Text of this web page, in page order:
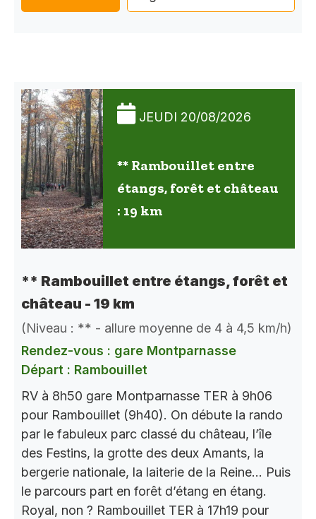
JEUDI 20/08/2026
** Rambouillet entre
étangs, forêt et château
: 19 km
** Rambouillet entre étangs, forêt et
château - 19 km
(Niveau : ** - allure moyenne de 4 à 4,5 km/h)
Rendez-vous : gare Montparnasse
Départ : Rambouillet
RV à 8h50 gare Montparnasse TER à 9h06
pour Rambouillet (9h40). On débute la rando
par le fabuleux parc classé du château, l’île
des Festins, la grotte des deux Amants, la
bergerie nationale, la laiterie de la Reine… Puis
le parcours part en forêt d’étang en étang.
Royal, non ? Rambouillet TER à 17h19 pour